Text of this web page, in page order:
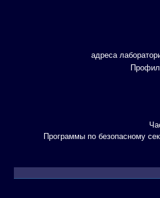
адреса
Программы по безопасному